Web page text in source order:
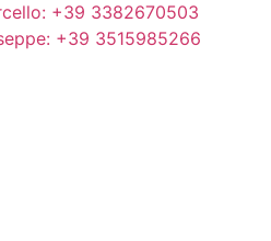
+39 3382670503
+39 3515985266